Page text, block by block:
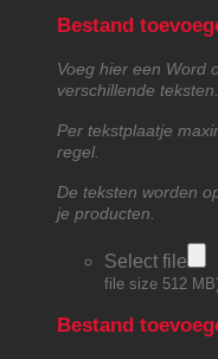
Bestand
Voeg hier een Word
verschillende teksten.
Per tekstplaatje
regel.
De teksten worden
je producten.
Select file
file size 512
Bestand